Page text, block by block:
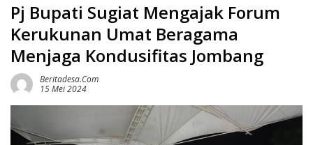
Pj Bupati Sugiat Mengajak Forum
Kerukunan Umat Beragama
Menjaga Kondusifitas Jombang
Beritadesa.com
15 Mei 2024